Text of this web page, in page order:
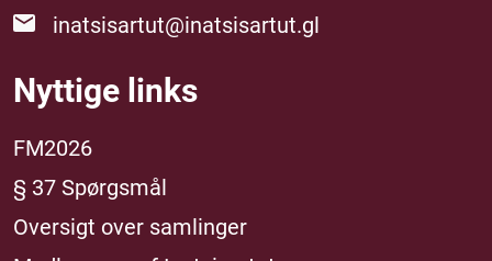
inatsisartut@inatsisartut.gl
Nyttige links
FM2026
§ 37 Spørgsmål
Oversigt over samlinger